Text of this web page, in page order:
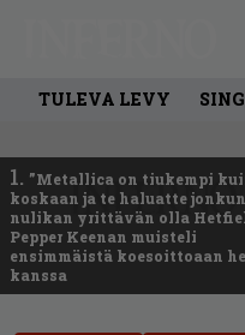
TULEVA LEVY
1. ”Metallica on tiukempi
koskaan ja te haluatte jonkun
nulikan yrittävän olla
Pepper Keenan muisteli
ensimmäistä koesoittoaan
kanssa